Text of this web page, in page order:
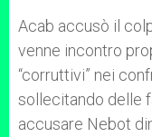
Acab accusò il
venne incontro
“corruttivi” nei
sollecitando delle
accusare Nebot